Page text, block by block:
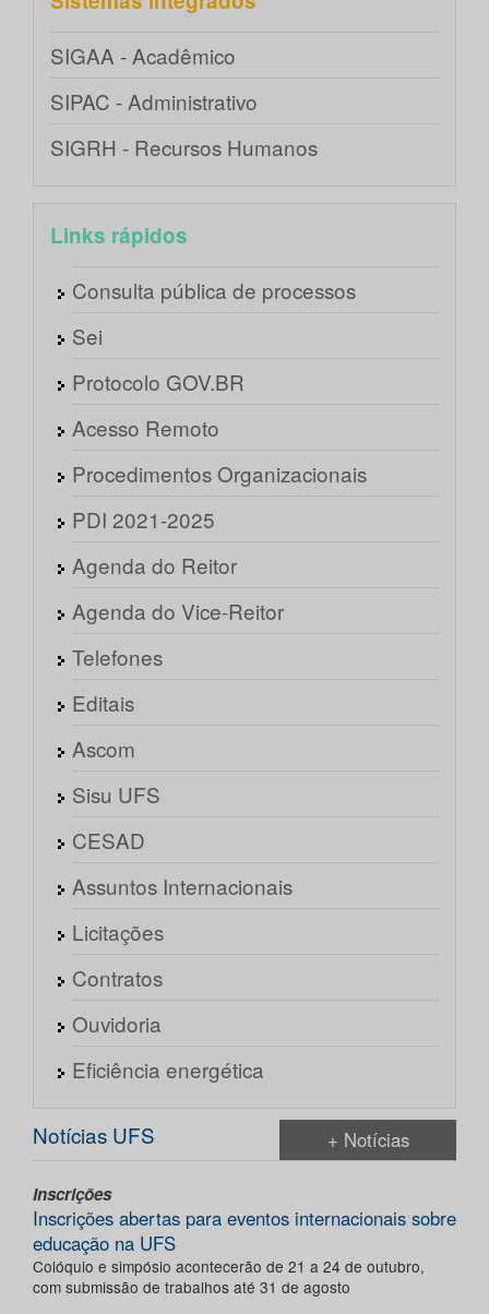
SIGAA - Acadêmico
SIPAC - Administrativo
SIGRH - Recursos Humanos
Links rápidos
Consulta pública de processos
Sei
Protocolo GOV.BR
Acesso Remoto
Procedimentos Organizacionais
PDI 2021-2025
Agenda do Reitor
Agenda do Vice-Reitor
Telefones
Editais
Ascom
Sisu UFS
CESAD
Assuntos Internacionais
Licitações
Contratos
Ouvidoria
Eficiência energética
Notícias UFS + Notícias
Inscrições
Inscrições abertas para eventos internacionais sobre
educação na UFS
Colóquio e simpósio acontecerão de 21 a 24 de outubro,
com submissão de trabalhos até 31 de agosto